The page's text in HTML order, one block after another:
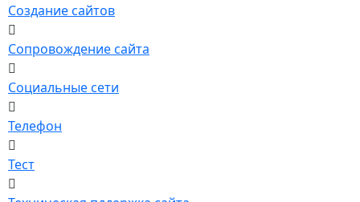
Создание сайтов
Сопровождение сайта
Социальные сети
Телефон
Тест